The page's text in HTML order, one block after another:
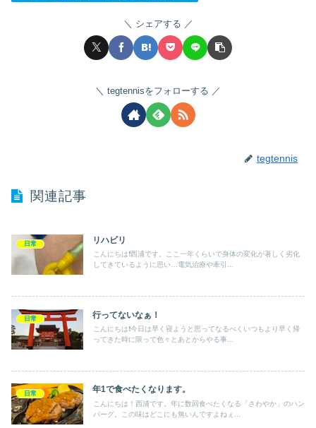
シェアする
tegtennisをフォローする
tegtennis
関連記事
日常 リハビリ
こんにちは❗️西浦です。ここ一年くらいで身体の変化が著しく劣化
してきているように思い…電気治療や牽引...
日常 行ってないなぁ！
こんにちは❗️今日は早く寝ようと思ってなるべくいつもより早く帰
ってきた時に限って色々とあとからやる事...
日常 年1で食べたくなります。
こんにちは！西浦です。年に数回食べたくなる「さわやか」のハン
バーグ。この味はどこにも無いんですよねぇ...